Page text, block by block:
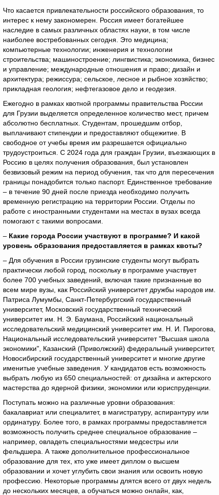
Что касается привлекательности российского образования, то
интерес к нему закономерен. Россия имеет богатейшее
наследие в самых различных областях науки, в том числе
наиболее востребованных сегодня. Это медицина;
компьютерные технологии; инженерия и технологии
строительства; машиностроение; лингвистика; экономика, бизнес
и управление; международные отношения и право; дизайн и
архитектура; режиссура; сельское, лесное и рыбное хозяйство;
прикладная геология; нефтегазовое дело и геодезия.
Ежегодно в рамках квотной программы правительства России
для Грузии выделяется определенное количество мест, причем
абсолютно бесплатных. Студентам, прошедшим отбор,
выплачивают стипендии и предоставляют общежитие. В
свободное от учебы время им разрешается официально
трудоустроиться. С 2024 года для граждан Грузии, въезжающих в
Россию в целях получения образования, был установлен
безвизовый режим на период обучения, так что для пересечения
границы понадобится только паспорт. Единственное требование
– в течение 90 дней после приезда необходимо получить
временную регистрацию на территории России. Отделы по
работе с иностранными студентами на местах в вузах всегда
помогают с такими вопросами.
– Какие города России участвуют в программе? И какой
уровень образования предоставляется в рамках квоты?
– Для обучения в России грузинские студенты могут выбрать
практически любой город, поскольку в программе участвует
более 700 учебных заведений, включая такие признанные во
всем мире вузы, как Российский университет дружбы народов им.
Патриса Лумумбы, Санкт-Петербургский государственный
университет, Московский государственный технический
университет им. Н. Э. Баумана, Российский национальный
исследовательский медицинский университет им. Н. И. Пирогова,
Национальный исследовательский университет "Высшая школа
экономики", Казанский (Приволжский) федеральный университет,
Новосибирский государственный университет и многие другие
именитые учебные заведения. У кандидатов есть возможность
выбрать любую из 650 специальностей: от дизайна и актерского
мастерства до ядерной физики, экономики или юриспруденции.
Поступать можно на различные уровни образования:
бакалавриат или специалитет, в магистратуру, аспирантуру или
ординатуру. Более того, в рамках программы предоставляется
возможность получить среднее специальное образование –
например, овладеть специальностями медсестры или
фельдшера. А также дополнительное профессиональное
образование для тех, кто уже имеет диплом о высшем
образовании и хочет углубить свои знания или освоить новую
профессию. Некоторые программы длятся всего от двух недель
до нескольких месяцев, а обучаться можно онлайн, как,